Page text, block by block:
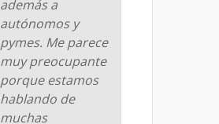
además a
autónomos y
pymes. Me parece
muy preocupante
porque estamos
hablando de
muchas